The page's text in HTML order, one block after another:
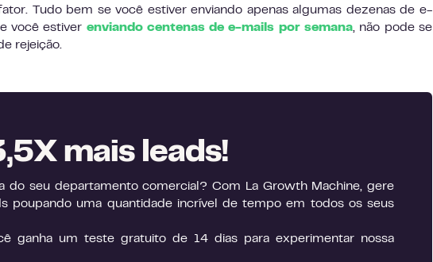
Tudo bem se você estiver enviando apenas algumas dezenas de e-
você estiver enviando centenas de e-mails por semana, não pode se
rejeição.
mais leads!
do seu departamento comercial? Com La Growth Machine, gere
poupando uma quantidade incrível de tempo em todos os seus
ganha um teste gratuito de 14 dias para experimentar nossa